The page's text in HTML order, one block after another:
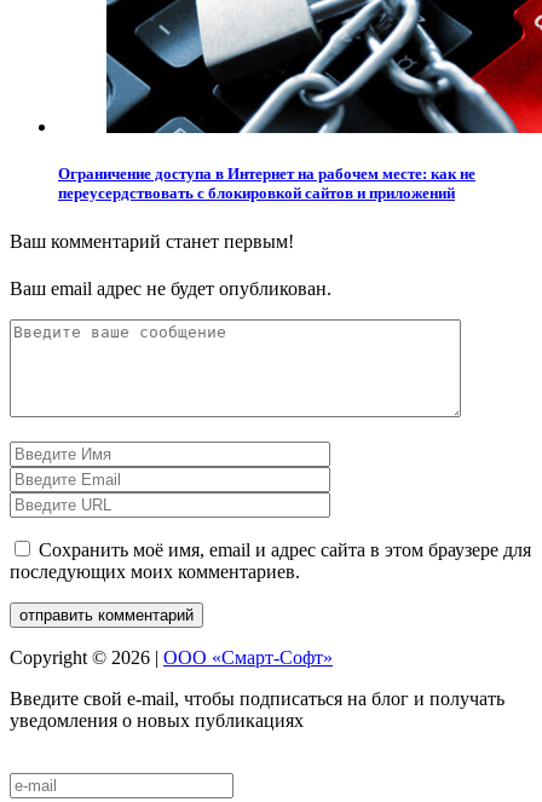
Ограничение доступа в Интернет на рабочем месте: как не
переусердствовать с блокировкой сайтов и приложений
Ваш комментарий станет первым!
Ваш email адрес не будет опубликован.
Сохранить моё имя, email и адрес сайта в этом браузере для
последующих моих комментариев.
Copyright © 2026 | ООО «Смарт-Софт»
Введите свой e-mail, чтобы подписаться на блог и получать
уведомления о новых публикациях